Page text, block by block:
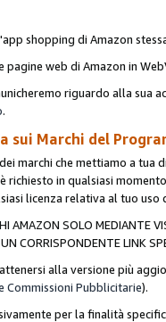
shopping di Amazon
web di Amazon in
riguardo alla sua
.
sui Marchi del
marchi che mettiamo a
in qualsiasi
licenza relativa al tuo uso
AMAZON SOLO MEDIANTE
CORRISPONDENTE LINK
alla versione più
Pubblicitarie).
per la finalità